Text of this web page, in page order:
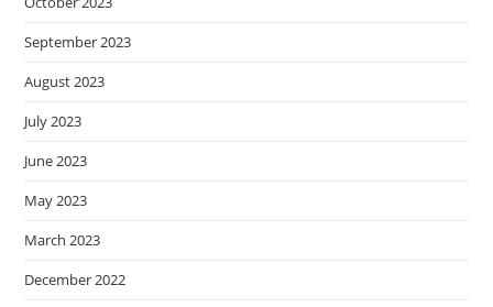
September 2023
August 2023
July 2023
June 2023
May 2023
March 2023
December 2022